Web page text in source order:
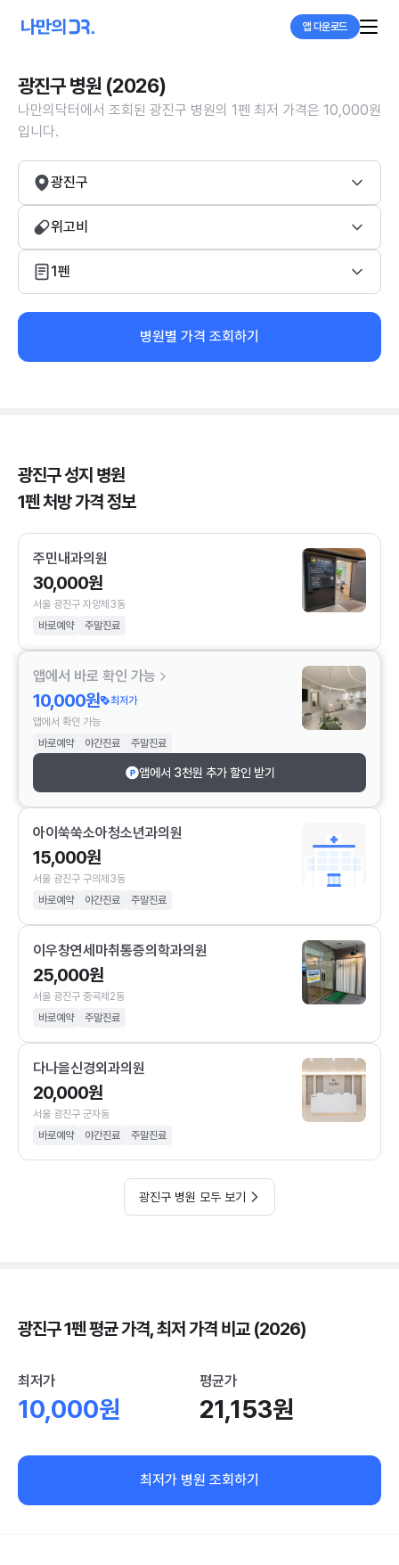
앱 다운로드
광진구 병원 (2026)
나만의닥터에서 조회된 광진구 병원의 1펜 최저 가격은 10,000원
입니다.
광진구
위고비
1펜
병원별 가격 조회하기
광진구 성지 병원
1펜 처방 가격 정보
주민내과의원
30,000원
서울 광진구 자양제3동
바로예약
주말진료
앱에서 바로 확인 가능
10,000원
최저가
앱에서 확인 가능
바로예약
야간진료 주말진료
앱에서 3천원 추가 할인 받기
아이쑥쑥소아청소년과의원
15,000원
서울 광진구 구의제3동
바로예약
야간진료 주말진료
이우창연세마취통증의학과의원
25,000원
서울 광진구 중곡제2동
바로예약
주말진료
다나을신경외과의원
20,000원
서울 광진구 군자동
바로예약
야간진료 주말진료
광진구 병원 모두 보기
광진구 1펜 평균 가격, 최저 가격 비교 (2026)
최저가
10,000원
평균가
21,153원
최저가 병원 조회하기